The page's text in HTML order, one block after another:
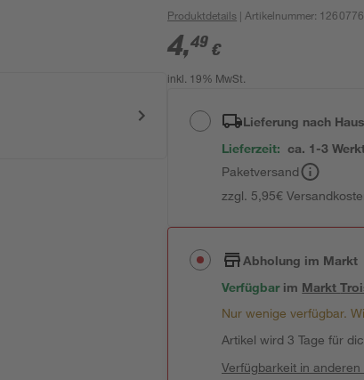
Produktdetails | Artikelnummer: 1260776
4,49 €
inkl. 19% MwSt.
Lieferung nach
Lieferzeit: ca. 1-3
Paketversand
zzgl. 5,95€
Abholung im Markt
Verfügbar im Markt
Nur wenige verfügbar.
Artikel wird 3 Tage für
Verfügbarkeit in